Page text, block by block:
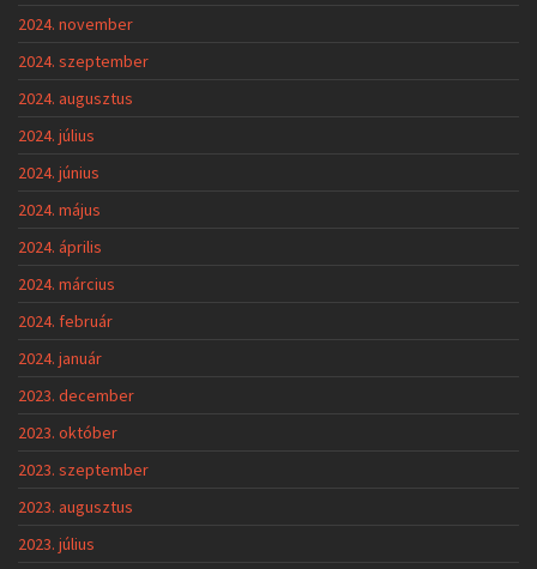
2024. november
2024. szeptember
2024. augusztus
2024. július
2024. június
2024. május
2024. április
2024. március
2024. február
2024. január
2023. december
2023. október
2023. szeptember
2023. augusztus
2023. július